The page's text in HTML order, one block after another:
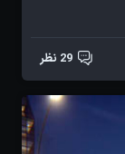
29 نظر